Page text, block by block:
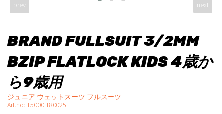
prev next
BRAND FULLSUIT 3/2MM
BZIP FLATLOCK KIDS 4歳か
ら9歳用
ジュニア ウェットスーツ フルスーツ
Art.no: 15000.180025